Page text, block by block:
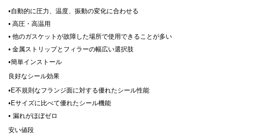
•自動的に圧力、温度、振動の変化に合わせる
• 高圧・高温用
• 他のガスケットが故障した場所で使用できることが多い
• 金属ストリップとフィラーの幅広い選択肢
•簡単インストール
良好なシール効果
•E不規則なフランジ面に対する優れたシール性能
•Eサイズに比べて優れたシール機能
• 漏れがほぼゼロ
安い値段